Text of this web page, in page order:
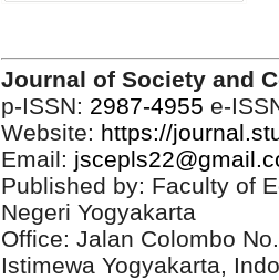
Journal of Society and
p-ISSN: 2987-4955 e-
Website: https://
Email:
Published by: Faculty of
Negeri Yogyakarta
Office: Jalan Colombo
Istimewa Yogyakarta,